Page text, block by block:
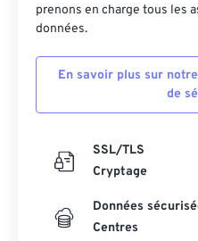
prenons en charge tous les
données.
En savoir plus sur
de
SSL/TLS
Cryptage
Données
Centres